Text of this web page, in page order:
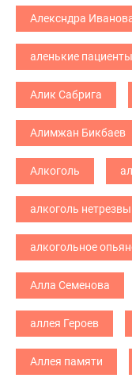
Алексндра
аленькие пациенты
Алик Сабрига
Алимжан Бикбаев
Алкоголь
алкоголь
алкогольное
Алла Семенова
аллея Героев
Аллея памяти